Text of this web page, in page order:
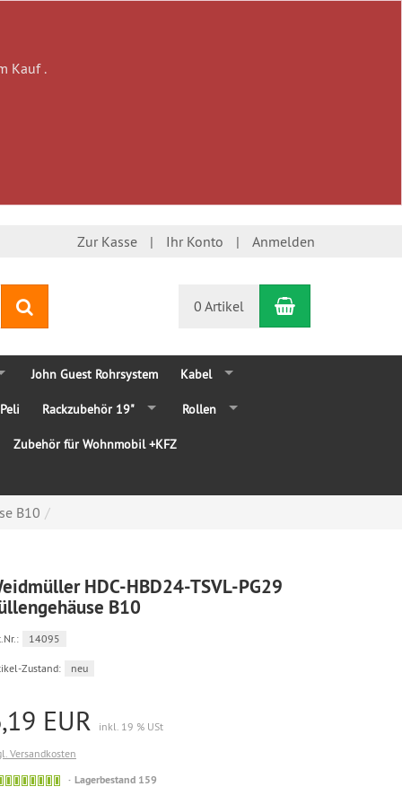
Kauf .
Zur Kasse Ihr Konto Anmelden
0 Artikel Warenkorb
John Guest Rohrsystem Kabel
Peli Rackzubehör 19" Rollen
Zubehör für Wohnmobil +KFZ
B10
HDC-HBD24-TSVL-PG29
B10
14095
Zustand: neu
EUR
inkl. 19 % USt
Versandkosten
Lagerbestand 159